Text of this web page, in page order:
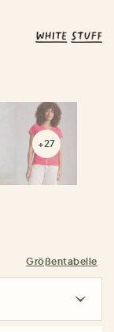
+27
Größentabelle